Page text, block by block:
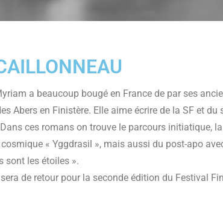
a beaucoup bougé en France de par ses
Abers en Finistère. Elle aime écrire de la SF et
ces romans on trouve le parcours initiatique,
« Yggdrasil », mais aussi du post-apo
sont les étoiles ».
de retour pour la seconde édition du Festival